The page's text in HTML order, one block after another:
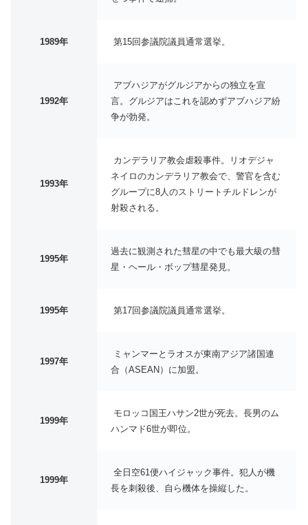
1989年 第15回参議院議員通常選挙。
1992年
アブハジアがグルジアからの独立を宣
言。グルジアはこれを認めずアブハジア紛
争が勃発。
1993年
カンデラリア教会虐殺事件。リオデジャ
ネイロのカンデラリア教会で、警官を含む
グループに8人のストリートチルドレンが
射殺される。
1995年
過去に観測された彗星の中でも最大級の彗
星・ヘール・ボップ彗星発見。
1995年 第17回参議院議員通常選挙。
1997年
ミャンマーとラオスが東南アジア諸国連
合（ASEAN）に加盟。
1999年
モロッコ国王ハサン2世が死去。長男のム
ハンマド6世が即位。
1999年
全日空61便ハイジャック事件。犯人が機
長を刺殺後、自ら機体を操縦した。